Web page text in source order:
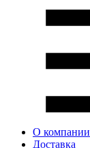
О компании
Доставка